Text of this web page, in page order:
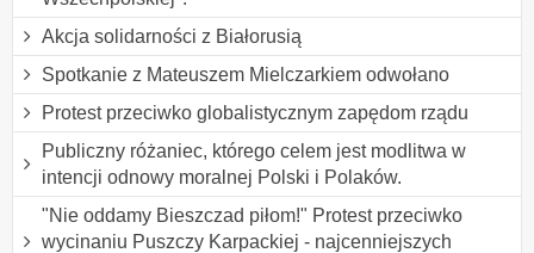
Akcja solidarności z Białorusią
Spotkanie z Mateuszem Mielczarkiem odwołano
Protest przeciwko globalistycznym zapędom rządu
Publiczny różaniec, którego celem jest modlitwa w
intencji odnowy moralnej Polski i Polaków.
"Nie oddamy Bieszczad piłom!" Protest przeciwko
wycinaniu Puszczy Karpackiej - najcenniejszych